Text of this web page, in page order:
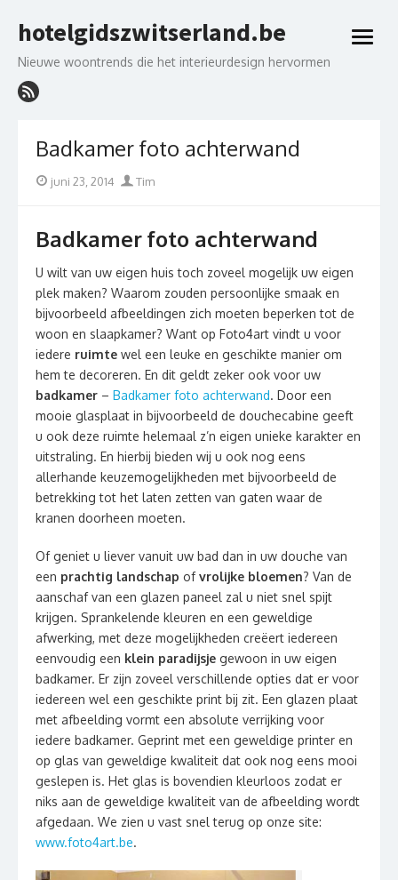
to
hotelgidszwitserland.be
Nieuwe woontrends die het interieurdesign hervormen
open
Badkamer foto achterwand
Postedjuni 23, 2014 Author
Tim
Badkamer foto achterwand
U wilt van uw eigen huis toch zoveel mogelijk uw eigen
plek maken? Waarom zouden persoonlijke smaak en
bijvoorbeeld afbeeldingen zich moeten beperken tot de
woon en slaapkamer? Want op Foto4art vindt u voor
iedere ruimte wel een leuke en geschikte manier om
hem te decoreren. En dit geldt zeker ook voor uw
badkamer – Badkamer foto achterwand. Door een
mooie glasplaat in bijvoorbeeld de douchecabine geeft
u ook deze ruimte helemaal z’n eigen unieke karakter en
uitstraling. En hierbij bieden wij u ook nog eens
allerhande keuzemogelijkheden met bijvoorbeeld de
betrekking tot het laten zetten van gaten waar de
kranen doorheen moeten.
Of geniet u liever vanuit uw bad dan in uw douche van
een prachtig landschap ofvrolijke bloemen? Van de
aanschaf van een glazen paneel zal u niet snel spijt
krijgen. Sprankelende kleuren en een geweldige
afwerking, met deze mogelijkheden creëert iedereen
eenvoudig een klein paradijsje gewoon in uw eigen
badkamer. Er zijn zoveel verschillende opties dat er voor
iedereen wel een geschikte print bij zit. Een glazen plaat
met afbeelding vormt een absolute verrijking voor
iedere badkamer. Geprint met een geweldige printer en
op glas van geweldige kwaliteit dat ook nog eens mooi
geslepen is. Het glas is bovendien kleurloos zodat er
niks aan de geweldige kwaliteit van de afbeelding wordt
afgedaan. We zien u vast snel terug op onze site:
www.foto4art.be.